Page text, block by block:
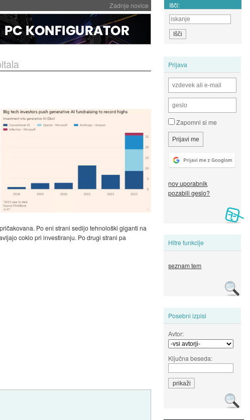
Zadnje novice Išči:
Prijava
Zapomni si me
nov uporabnik
pozabili geslo?
Hitre funkcije
seznam tem
Posebni izpisi
Avtor:
Ključna beseda:
Po eni strani sedijo tehnološki giganti na
coklo pri investiranju. Po drugi strani pa